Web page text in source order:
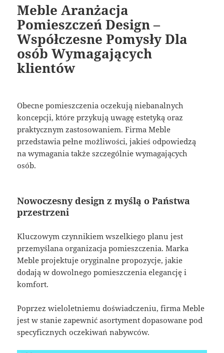
Meble Aranżacja
Pomieszczeń Design –
Współczesne Pomysły Dla
osób Wymagających
klientów
Obecne pomieszczenia oczekują niebanalnych
koncepcji, które przykują uwagę estetyką oraz
praktycznym zastosowaniem. Firma Meble
przedstawia pełne możliwości, jakieś odpowiedzą
na wymagania także szczególnie wymagających
osób.
Nowoczesny design z myślą o Państwa
przestrzeni
Kluczowym czynnikiem wszelkiego planu jest
przemyślana organizacja pomieszczenia. Marka
Meble projektuje oryginalne propozycje, jakie
dodają w dowolnego pomieszczenia elegancję i
komfort.
Poprzez wieloletniemu doświadczeniu, firma Meble
jest w stanie zapewnić asortyment dopasowane pod
specyficznych oczekiwań nabywców.